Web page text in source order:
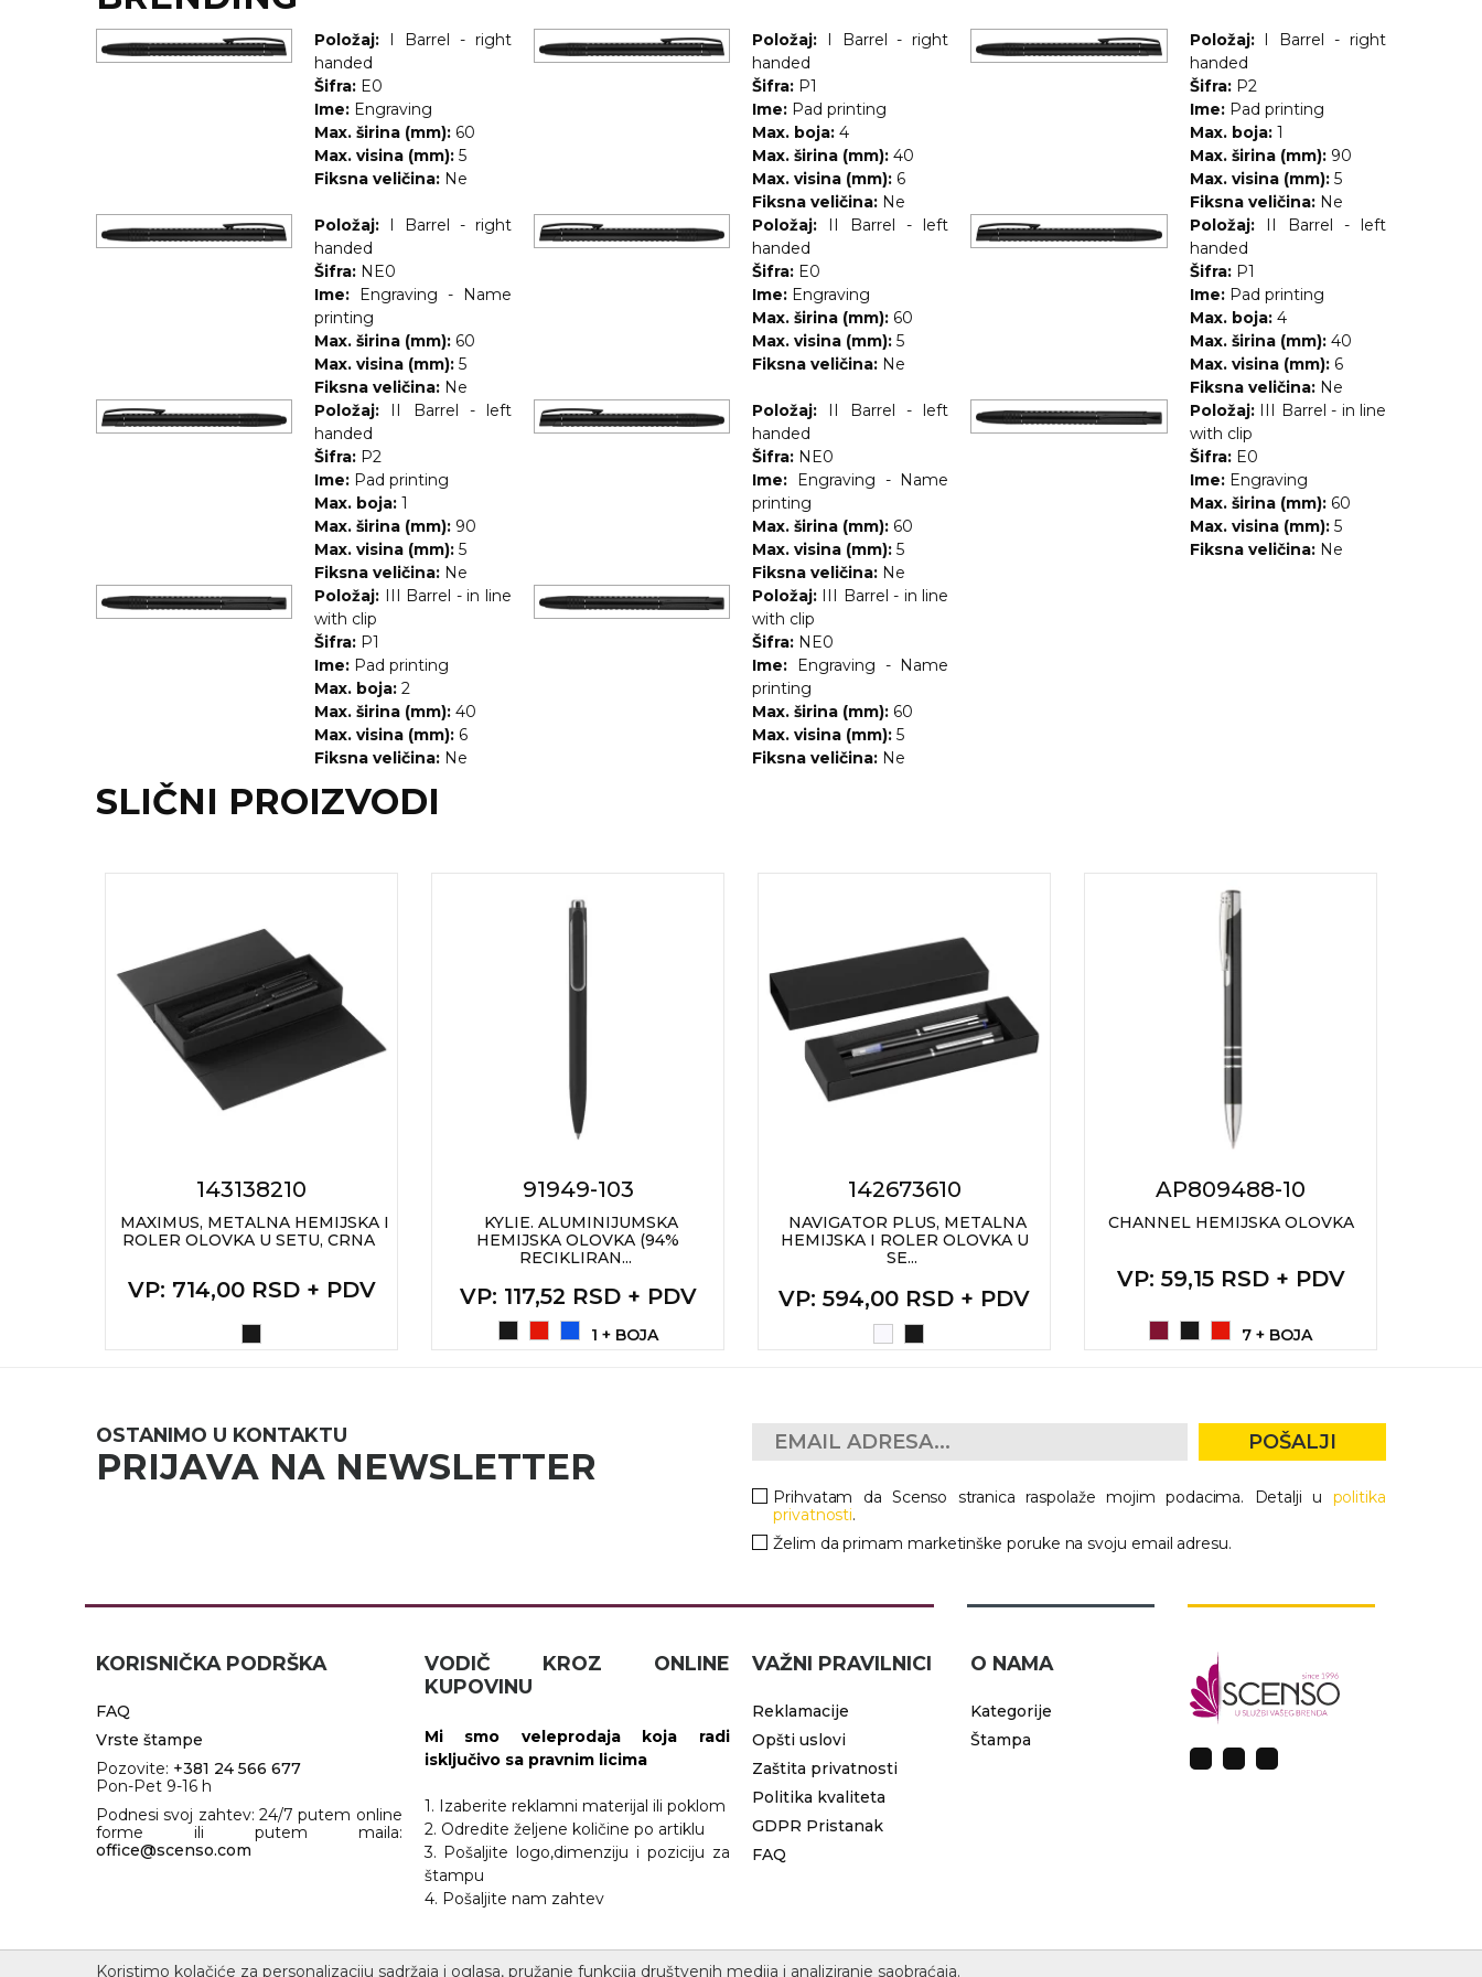
KOŠULJE
CRICKET UPALJAČI
OKOVRATNE ID TRAKICE
TERMOSI
KUĆNI SETOVI
PRIVESCI & ALATI
KAPE
RADNA OPREMA
Položaj:
I Barrel - right
handed
Šifra: E0
Ime: Engraving
Max. širina (mm): 60
Max. visina (mm): 5
Fiksna veličina: Ne
Položaj:
I Barrel - right
handed
Šifra: P1
Ime: Pad printing
Max. boja: 4
Max. širina (mm): 40
Max. visina (mm): 6
Fiksna veličina: Ne
Položaj: I Barrel - right
handed
Šifra: P2
Ime: Pad printing
Max. boja: 1
Max. širina (mm): 90
Max. visina (mm): 5
Fiksna veličina: Ne
Položaj:
I Barrel - right
handed
Šifra: NE0
Ime:
Engraving - Name
printing
Max. širina (mm): 60
Max. visina (mm): 5
Fiksna veličina: Ne
Položaj:
II Barrel - left
handed
Šifra: E0
Ime: Engraving
Max. širina (mm): 60
Max. visina (mm): 5
Fiksna veličina: Ne
Položaj:
II Barrel - left
handed
Šifra: P1
Ime: Pad printing
Max. boja: 4
Max. širina (mm): 40
Max. visina (mm): 6
Fiksna veličina: Ne
Položaj:
II Barrel - left
handed
Šifra: P2
Ime: Pad printing
Max. boja: 1
Max. širina (mm): 90
Max. visina (mm): 5
Fiksna veličina: Ne
Položaj:
II Barrel - left
handed
Šifra: NE0
Ime:
Engraving - Name
printing
Max. širina (mm): 60
Max. visina (mm): 5
Fiksna veličina: Ne
Položaj: III Barrel - in line
with clip
Šifra: E0
Ime: Engraving
Max. širina (mm): 60
Max. visina (mm): 5
Fiksna veličina: Ne
Položaj: III Barrel - in line
with clip
Šifra: P1
Ime: Pad printing
Max. boja: 2
Max. širina (mm): 40
Max. visina (mm): 6
Fiksna veličina: Ne
Položaj: III Barrel - in line
with clip
Šifra: NE0
Ime:
Engraving - Name
printing
Max. širina (mm): 60
Max. visina (mm): 5
Fiksna veličina: Ne
SLIČNI PROIZVODI
143138210
MAXIMUS, METALNA HEMIJSKA I
ROLER OLOVKA U SETU, CRNA
VP: 714,00 RSD + PDV
91949-103
KYLIE. ALUMINIJUMSKA
HEMIJSKA OLOVKA (94%
RECIKLIRAN...
VP: 117,52 RSD + PDV
1 + BOJA
142673610
NAVIGATOR PLUS, METALNA
HEMIJSKA I ROLER OLOVKA U
SE...
VP: 594,00 RSD + PDV
AP809488-10
CHANNEL HEMIJSKA OLOVKA
VP: 59,15 RSD + PDV
7 + BOJA
OSTANIMO U KONTAKTU
PRIJAVA NA NEWSLETTER
POŠALJI
Prihvatam da Scenso stranica raspolaže mojim podacima. Detalji u politika
privatnosti.
Želim da primam marketinške poruke na svoju email adresu.
KORISNIČKA PODRŠKA
FAQ
Vrste štampe
Pozovite: +381 24 566 677
Pon-Pet 9-16 h
Podnesi svoj zahtev: 24/7 putem online
forme ili putem maila:
office@scenso.com
VODIČ KROZ ONLINE
KUPOVINU
Mi smo veleprodaja koja radi
isključivo sa pravnim licima
1. Izaberite reklamni materijal ili poklom
2. Odredite željene količine po artiklu
3. Pošaljite logo,dimenziju i poziciju za
štampu
4. Pošaljite nam zahtev
VAŽNI PRAVILNICI
Reklamacije
Opšti uslovi
Zaštita privatnosti
Politika kvaliteta
GDPR Pristanak
FAQ
O NAMA
Kategorije
Štampa
Koristimo kolačiće za personalizaciju sadržaja i oglasa, pružanje funkcija društvenih medija i analiziranje saobraćaja.